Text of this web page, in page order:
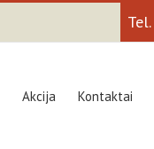
Akcija Kontaktai